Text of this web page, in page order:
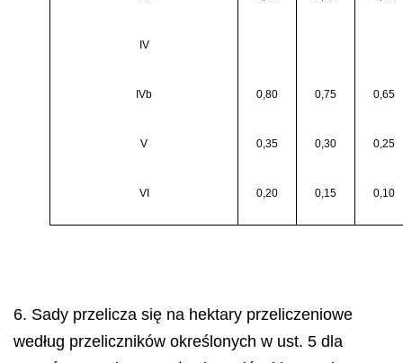
IV
IVb 0,80 0,75 0,65
V 0,35 0,30 0,25
VI 0,20 0,15 0,10
6. Sady przelicza się na hektary przeliczeniowe
według przeliczników określonych w ust. 5 dla